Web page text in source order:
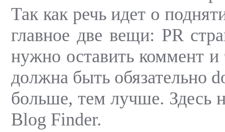
Так как речь идет о
главное две вещи: PR
нужно оставить коммент
должна быть обязательно
больше, тем лучше. Здесь
Blog Finder.